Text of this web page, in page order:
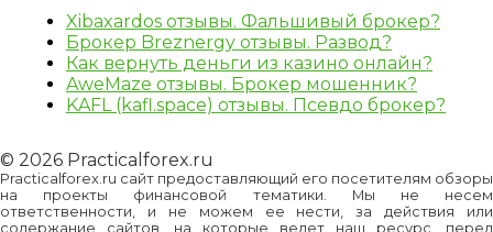
Xibaxardos отзывы. Фальшивый брокер?
Брокер Breznergy отзывы. Развод?
Как вернуть деньги из казино онлайн?
AweMaze отзывы. Брокер мошенник?
KAFL (kafl.space) отзывы. Псевдо брокер?
© 2026 Practicalforex.ru
Practicalforex.ru сайт предоставляющий его посетителям обзоры
на проекты финансовой тематики. Мы не несем
ответственности, и не можем ее нести, за действия или
содержание сайтов, на которые ведет наш ресурс, перед